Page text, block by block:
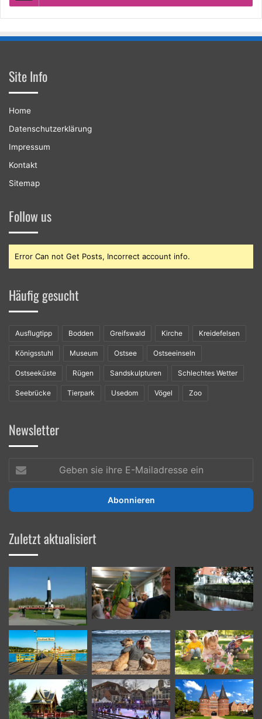
Site Info
Home
Datenschutzerklärung
Impressum
Kontakt
Sitemap
Follow us
Error Can not Get Posts, Incorrect account info.
Häufig gesucht
Ausflugtipp Bodden Greifswald Kirche Kreidefelsen
Königsstuhl Museum Ostsee Ostseeinseln
Ostseeküste Rügen Sandskulpturen Schlechtes Wetter
Seebrücke Tierpark Usedom Vögel Zoo
Newsletter
sie
ihre
Mailadresse
Zuletzt aktualisiert